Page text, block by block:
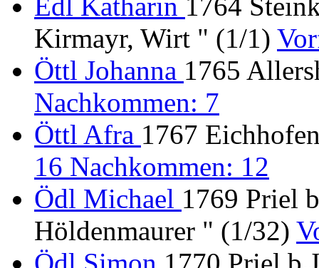
Kirmayr, Wirt " (1/1)
Öttl Johanna 1765
Nachkommen: 7
Öttl Afra 1767
16 Nachkommen: 12
Ödl Michael 1769 Priel
Höldenmaurer " (1/32)